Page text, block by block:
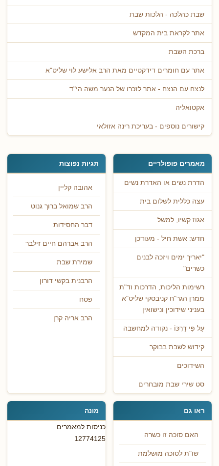
שבת כהלכה - הלכות שבת
אתר לקראת בית המקדש
ברכת השבת
אתר עם חומרים דידקטיים מאת הרב אלישע לוי שליט"א
לנצח עם הנצח - אתר לזכרו של הנער משה הי"ד
אקטואליה
קישורים נוספים - בעריכת רינה אזולאי
מאמרים פופולריים
הדרת נשים או האדרת נשים
עצה כללית לשלום בית
אגוז קשיו, למשל
חדש: אשת חיל - מעודכן
"יאריך ימים ויזכה לבנים
כשרים"
רשימות הליכות, הדרכות וד"ת
ממרן הגר"ח קניבסקי שליט"א
בעניני שידוכין ונישואין
עַל פִּי דַרְכּוֹ - נקודה למחשבה
קידוש לשבת בבוקר
השידוכים
סט שירי שבת מובחרים
תגיות נפוצות
אהובה קליין
הרב שמואל ברוך גנוט
דבר החסידות
הרב אברהם חיים זילבר
שמירת שבת
הרבנית בקשי דורון
פסח
הרב אריה קרן
ראו גם
האם סוכה זו כשרה
שו"ת לסוכה מושלמת
מונה
כניסות למאמרים
12774125